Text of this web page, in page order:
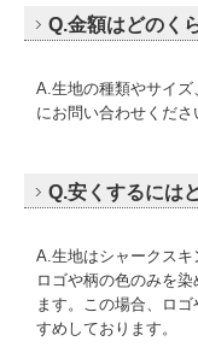
Q.金額はどのく
A.生地の種類やサイ
にお問い合わせくださ
Q.安くするには
A.生地はシャークス
ロゴや柄の色のみを
ます。この場合、ロ
すめしております。